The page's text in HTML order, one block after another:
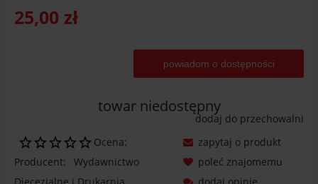
25,00 zł
powiadom o dostępności
towar niedostępny
dodaj do przechowalni
Ocena:
Producent:
Wydawnictwo
zapytaj o produkt
poleć znajomemu